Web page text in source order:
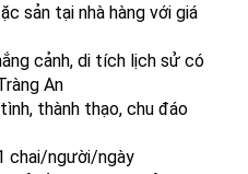
sản tại nhà hàng với giá
cảnh, di tích lịch sử có
An
thành thạo, chu đáo
chai/người/ngày